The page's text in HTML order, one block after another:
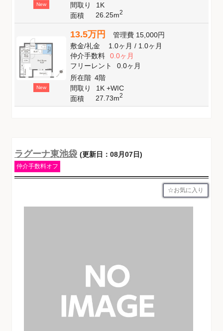
New
間取り
1K
面積
26.25m2
New
13.5万円 管理費 15,000円
敷金/礼金 1.0ヶ月/ 1.0ヶ月
仲介手数料
0.0ヶ月
フリーレント
0.0ヶ月
所在階 4階
間取り
1K +WIC
面積
27.73m2
ラグーナ東池袋 (更新日：08月07日)
仲介手数料オフ
お気に入り